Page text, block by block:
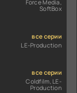
Force Media,
SoftBox
все серии
LE-Production
все серии
Coldfilm, LE-
Production